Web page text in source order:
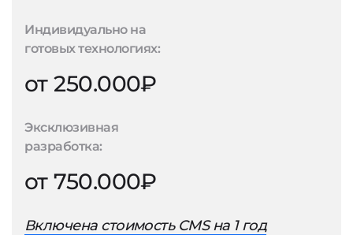
Индивидуально на
готовых технологиях:
от 250.000₽
Эксклюзивная
разработка:
от 750.000₽
Включена стоимость CMS на 1 год